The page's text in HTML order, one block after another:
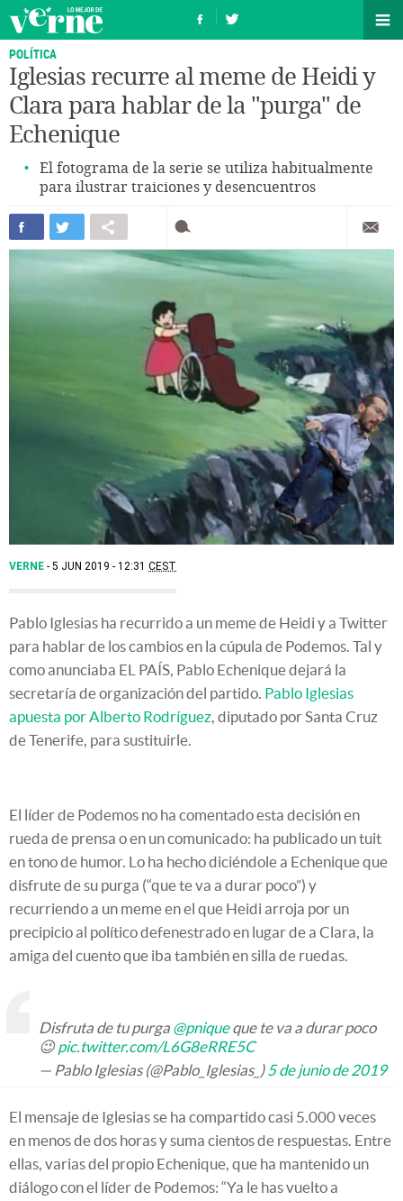
POLÍTICA
Iglesias recurre al meme de Heidi y
Clara para hablar de la "purga" de
Echenique
El fotograma de la serie se utiliza habitualmente
para ilustrar traiciones y desencuentros
VERNE 5 JUN 2019 - 12:31 CEST
Pablo Iglesias ha recurrido a un meme de Heidi y a Twitter
para hablar de los cambios en la cúpula de Podemos. Tal y
como anunciaba EL PAÍS, Pablo Echenique dejará la
secretaría de organización del partido. Pablo Iglesias
apuesta por Alberto Rodríguez, diputado por Santa Cruz
de Tenerife, para sustituirle.
El líder de Podemos no ha comentado esta decisión en
rueda de prensa o en un comunicado: ha publicado un tuit
en tono de humor. Lo ha hecho diciéndole a Echenique que
disfrute de su purga (“que te va a durar poco”) y
recurriendo a un meme en el que Heidi arroja por un
precipicio al político defenestrado en lugar de a Clara, la
amiga del cuento que iba también en silla de ruedas.
Disfruta de tu purga @pniqueque te va a durar poco
😉 pic.twitter.com/L6G8eRRE5C
— Pablo Iglesias (@Pablo_Iglesias_)5 de junio de 2019
El mensaje de Iglesias se ha compartido casi 5.000 veces
en menos de dos horas y suma cientos de respuestas. Entre
ellas, varias del propio Echenique, que ha mantenido un
diálogo con el líder de Podemos: “Ya le has vuelto a